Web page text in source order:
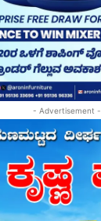
- Advertisement -